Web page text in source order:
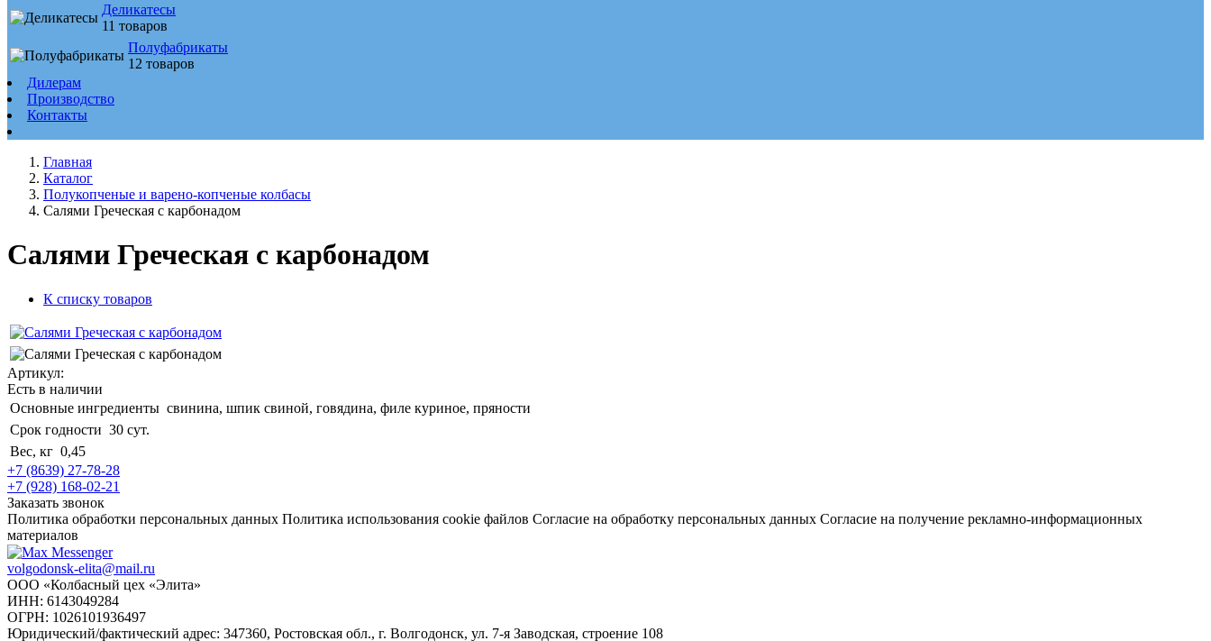
Деликатесы
11 товаров
Полуфабрикаты
12 товаров
Дилерам
Производство
Контакты
Главная
Каталог
Полукопченые и варено-копченые колбасы
Салями Греческая с карбонадом
Салями Греческая с карбонадом
К списку товаров
Артикул:
Есть в наличии
Основные ингредиенты свинина, шпик свиной, говядина, филе куриное, пряности
Срок годности 30 сут.
Вес, кг 0,45
+7 (8639) 27-78-28
+7 (928) 168-02-21
Заказать звонок
Политика обработки персональных данных Политика использования cookie файлов Согласие на обработку персональных данных Согласие на получение рекламно-информационных
материалов
volgodonsk-elita@mail.ru
ООО «Колбасный цех «Элита»
ИНН: 6143049284
ОГРН: 1026101936497
Юридический/фактический адрес: 347360, Ростовская обл., г. Волгодонск, ул. 7-я Заводская, строение 108